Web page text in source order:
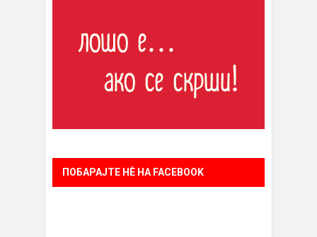
ПОБАРАЈТЕ НÈ НА FACEBOOK